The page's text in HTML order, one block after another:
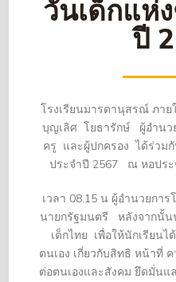
วันเด็กแห่
ปี
โรงเรียนมารดานุสรณ์ ภาย
บุญเลิศ โยธารักษ์ ผู้อำนว
ครู และผู้ปกครอง ได้ร่วม
ประจำปี 2567 ณ หอปร
เวลา 08.15 น ผู้อำนวยกา
นายกรัฐมนตรี หลังจากนั้น
เด็กไทย เพื่อให้นักเรียน
ตนเอง เกี่ยวกับสิทธิ หน้าที่
ต่อตนเองและสังคม ยึดมั่นแ